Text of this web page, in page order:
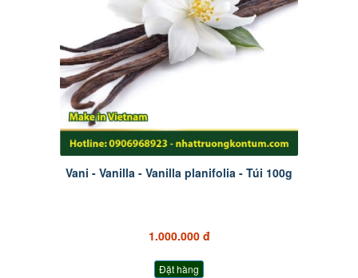
Vani - Vanilla - Vanilla planifolia - Túi 100g
1.000.000 đ
Đặt hàng